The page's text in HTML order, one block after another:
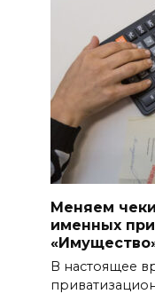
Меняем
именных
В настоящее